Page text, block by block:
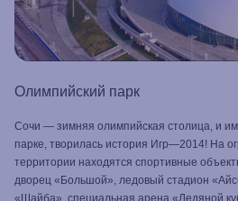
Олимпийский парк
Сочи — зимняя олимпийская столица, и
парке, творилась история Игр—2014! На
территории находятся спортивные
дворец «Большой», ледовый стадион